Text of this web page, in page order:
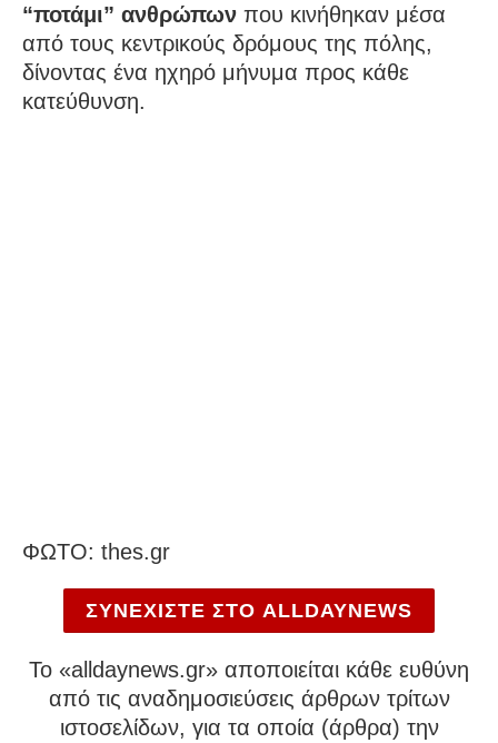
“ποτάμι” ανθρώπων που κινήθηκαν μέσα
από τους κεντρικούς δρόμους της πόλης,
δίνοντας ένα ηχηρό μήνυμα προς κάθε
κατεύθυνση.
ΦΩΤΟ: thes.gr
ΣΥΝΕΧΙΣΤΕ ΣΤΟ ALLDAYNEWS
To «alldaynews.gr» αποποιείται κάθε ευθύνη
από τις αναδημοσιεύσεις άρθρων τρίτων
ιστοσελίδων, για τα οποία (άρθρα) την